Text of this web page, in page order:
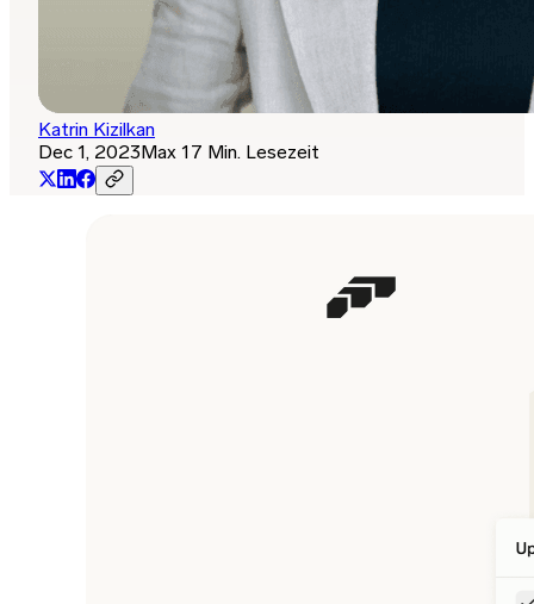
Katrin Kizilkan
Dec 1, 2023Max 17 Min. Lesezeit